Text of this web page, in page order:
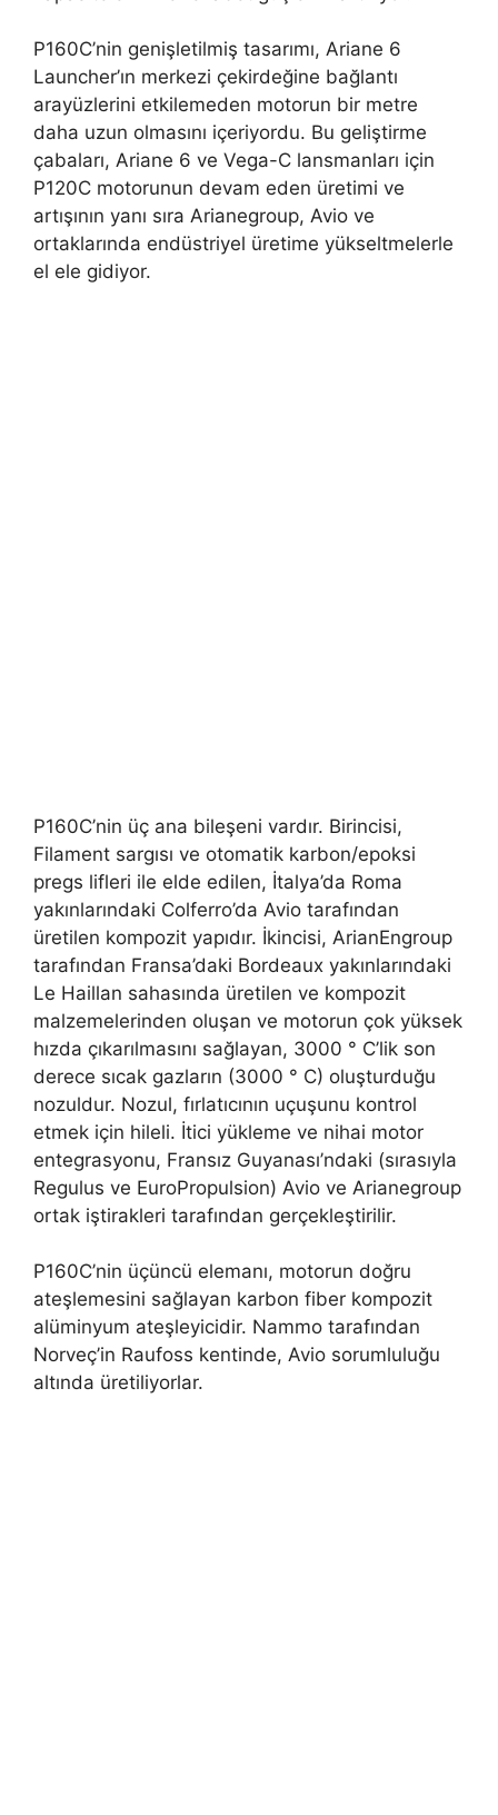
P160C’nin genişletilmiş tasarımı, Ariane 6
Launcher’ın merkezi çekirdeğine bağlantı
arayüzlerini etkilemeden motorun bir metre
daha uzun olmasını içeriyordu. Bu geliştirme
çabaları, Ariane 6 ve Vega-C lansmanları için
P120C motorunun devam eden üretimi ve
artışının yanı sıra Arianegroup, Avio ve
ortaklarında endüstriyel üretime yükseltmelerle
el ele gidiyor.
P160C’nin üç ana bileşeni vardır. Birincisi,
Filament sargısı ve otomatik karbon/epoksi
pregs lifleri ile elde edilen, İtalya’da Roma
yakınlarındaki Colferro’da Avio tarafından
üretilen kompozit yapıdır. İkincisi, ArianEngroup
tarafından Fransa’daki Bordeaux yakınlarındaki
Le Haillan sahasında üretilen ve kompozit
malzemelerinden oluşan ve motorun çok yüksek
hızda çıkarılmasını sağlayan, 3000 ° C’lik son
derece sıcak gazların (3000 ° C) oluşturduğu
nozuldur. Nozul, fırlatıcının uçuşunu kontrol
etmek için hileli. İtici yükleme ve nihai motor
entegrasyonu, Fransız Guyanası’ndaki (sırasıyla
Regulus ve EuroPropulsion) Avio ve Arianegroup
ortak iştirakleri tarafından gerçekleştirilir.
P160C’nin üçüncü elemanı, motorun doğru
ateşlemesini sağlayan karbon fiber kompozit
alüminyum ateşleyicidir. Nammo tarafından
Norveç’in Raufoss kentinde, Avio sorumluluğu
altında üretiliyorlar.